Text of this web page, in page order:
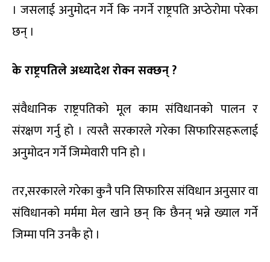
। जसलाई अनुमोदन गर्ने कि नगर्ने राष्ट्रपति अप्ठेरोमा परेका
छन् ।
के राष्ट्रपतिले अध्यादेश रोक्न सक्छन् ?
संवैधानिक राष्ट्रपतिको मूल काम संविधानको पालन र
संरक्षण गर्नु हो । त्यस्तै सरकारले गरेका सिफारिसहरूलाई
अनुमोदन गर्ने जिम्मेवारी पनि हो ।
तर,सरकारले गरेका कुनै पनि सिफारिस संविधान अनुसार वा
संविधानको मर्ममा मेल खाने छन् कि छैनन् भन्ने ख्याल गर्ने
जिम्मा पनि उनकै हो ।